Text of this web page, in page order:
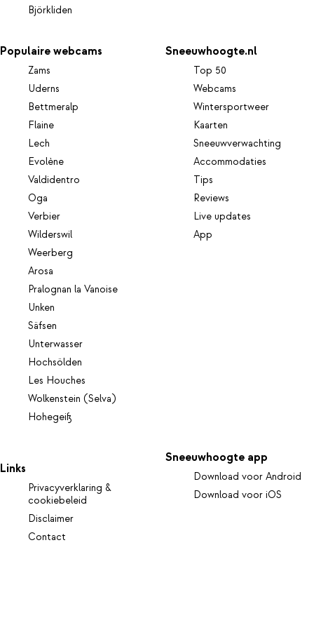
Björkliden
Populaire webcams
Zams
Uderns
Bettmeralp
Flaine
Lech
Evolène
Valdidentro
Oga
Verbier
Wilderswil
Weerberg
Arosa
Pralognan la Vanoise
Unken
Säfsen
Unterwasser
Hochsölden
Les Houches
Wolkenstein (Selva)
Hohegeiß
Sneeuwhoogte.nl
Top 50
Webcams
Wintersportweer
Kaarten
Sneeuwverwachting
Accommodaties
Tips
Reviews
Live updates
App
Links
Privacyverklaring &
cookiebeleid
Disclaimer
Contact
Sneeuwhoogte app
Download voor Android
Download voor iOS